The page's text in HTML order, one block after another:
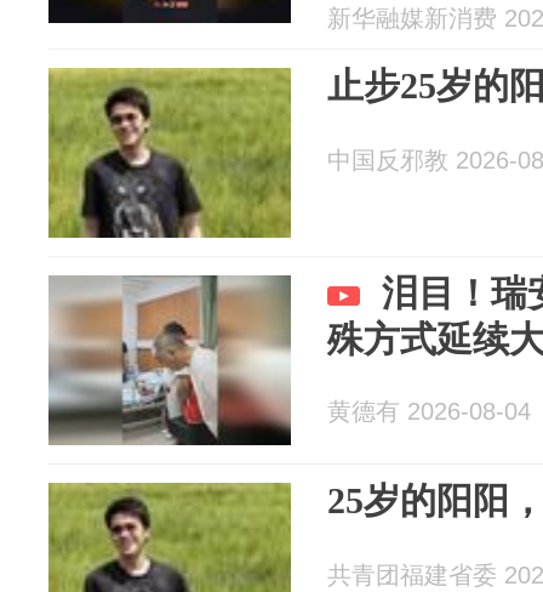
新华融媒新消费
止步25岁的
中国反邪教 2026-
泪目！瑞
殊方式延续
黄德有 2026-08-04
25岁的阳阳
共青团福建省委